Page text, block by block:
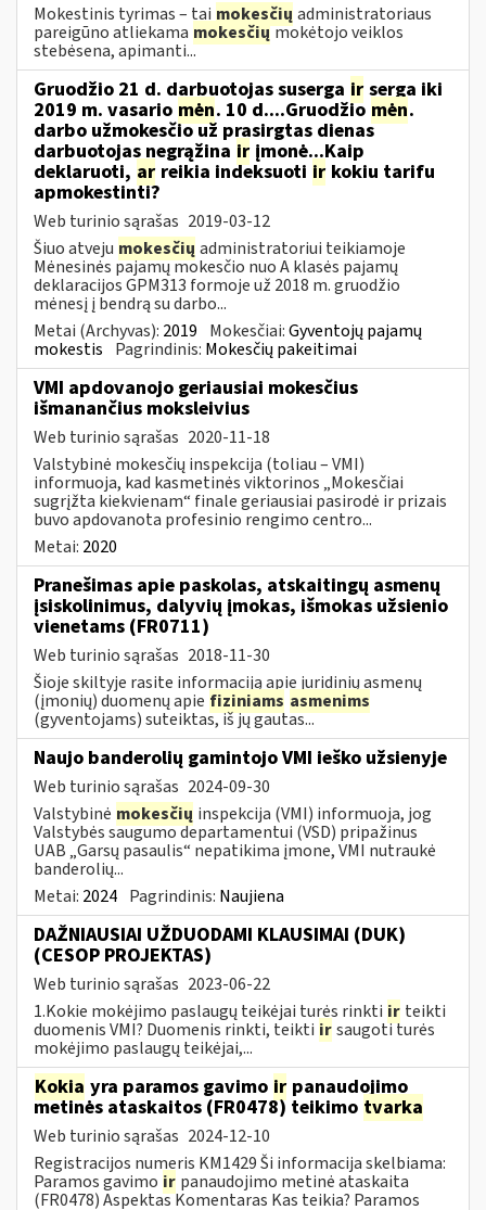
Mokestinis tyrimas – tai mokesčių administratoriaus
pareigūno atliekama mokesčiųmokėtojo veiklos
stebėsena, apimanti...
Gruodžio 21 d. darbuotojas suserga ir serga iki
2019 m. vasario mėn. 10 d....Gruodžio mėn.
darbo užmokesčio už prasirgtas dienas
darbuotojas negrąžina ir įmonė...Kaip
deklaruoti, ar reikia indeksuoti ir kokiu tarifu
apmokestinti?
Web turinio sąrašas 2019-03-12
Šiuo atveju mokesčių administratoriui teikiamoje
Mėnesinės pajamų mokesčio nuo A klasės pajamų
deklaracijos GPM313 formoje už 2018 m. gruodžio
mėnesį į bendrą su darbo...
Metai (Archyvas): 2019 Mokesčiai:Gyventojų pajamų
mokestis Pagrindinis: Mokesčių pakeitimai
VMI apdovanojo geriausiai mokesčius
išmanančius moksleivius
Web turinio sąrašas 2020-11-18
Valstybinė mokesčių inspekcija (toliau – VMI)
informuoja, kad kasmetinės viktorinos „Mokesčiai
sugrįžta kiekvienam“ finale geriausiai pasirodė ir prizais
buvo apdovanota profesinio rengimo centro...
Metai: 2020
Pranešimas apie paskolas, atskaitingų asmenų
įsiskolinimus, dalyvių įmokas, išmokas užsienio
vienetams (FR0711)
Web turinio sąrašas 2018-11-30
Šioje skiltyje rasite informaciją apie juridinių asmenų
(įmonių) duomenų apie fiziniams asmenims
(gyventojams) suteiktas, iš jų gautas...
Naujo banderolių gamintojo VMI ieško užsienyje
Web turinio sąrašas 2024-09-30
Valstybinė mokesčių inspekcija (VMI) informuoja, jog
Valstybės saugumo departamentui (VSD) pripažinus
UAB „Garsų pasaulis“ nepatikima įmone, VMI nutraukė
banderolių...
Metai: 2024 Pagrindinis: Naujiena
DAŽNIAUSIAI UŽDUODAMI KLAUSIMAI (DUK)
(CESOP PROJEKTAS)
Web turinio sąrašas 2023-06-22
1.Kokie mokėjimo paslaugų teikėjai turės rinkti ir teikti
duomenis VMI? Duomenis rinkti, teikti irsaugoti turės
mokėjimo paslaugų teikėjai,...
Kokia yra paramos gavimo ir panaudojimo
metinės ataskaitos (FR0478) teikimo tvarka
Web turinio sąrašas 2024-12-10
Registracijos numeris KM1429 Ši informacija skelbiama:
Paramos gavimo ir panaudojimo metinė ataskaita
(FR0478) Aspektas Komentaras Kas teikia? Paramos